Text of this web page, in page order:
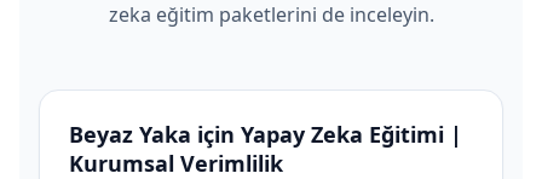
zeka eğitim paketlerini de inceleyin.
Beyaz Yaka için Yapay Zeka Eğitimi |
Kurumsal Verimlilik